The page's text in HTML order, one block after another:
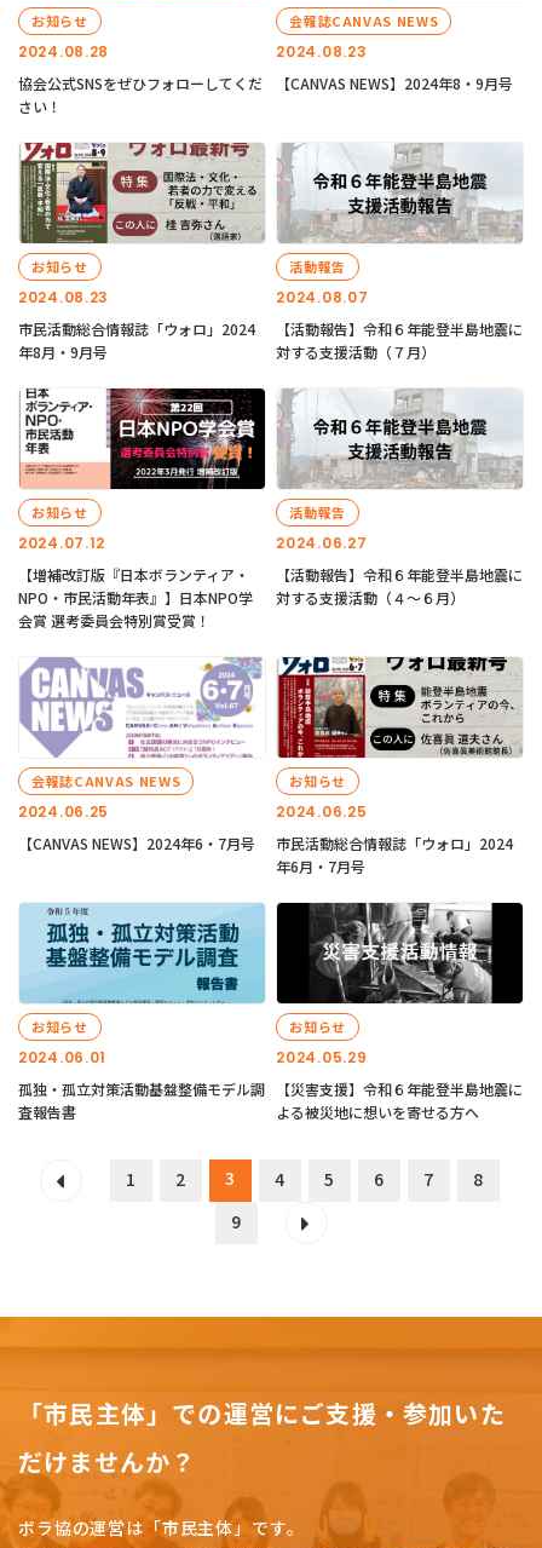
2024.08.28
お知らせ
協会公式SNSをぜひフォローしてくだ
さい！
2024.08.23
会報誌CANVAS NEWS
【CANVAS NEWS】2024年8・9月号
2024.08.23
お知らせ
市民活動総合情報誌「ウォロ」2024
年8月・9月号
2024.08.07
活動報告
【活動報告】令和６年能登半島地震に
対する支援活動（７月）
2024.07.12
お知らせ
【増補改訂版『日本ボランティア・
NPO・市民活動年表』】日本NPO学
会賞 選考委員会特別賞受賞！
2024.06.27
活動報告
【活動報告】令和６年能登半島地震に
対する支援活動（４〜６月）
2024.06.25
会報誌CANVAS NEWS
【CANVAS NEWS】2024年6・7月号
2024.06.25
お知らせ
市民活動総合情報誌「ウォロ」2024
年6月・7月号
2024.06.01
お知らせ
孤独・孤立対策活動基盤整備モデル調
査報告書
2024.05.29
お知らせ
【災害支援】令和６年能登半島地震に
よる被災地に想いを寄せる方へ
1 2 3 4 5 6 7
8
9
「市民主体」での運営にご支援・参加いた
だけませんか？
ボラ協の運営は「市民主体」です。